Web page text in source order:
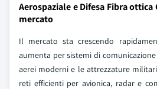
Aerospaziale e Difesa Fibra ottica
mercato
Il mercato sta crescendo
aumenta per sistemi di
aerei moderni e le attrezzature
reti efficienti per avionica, radar e